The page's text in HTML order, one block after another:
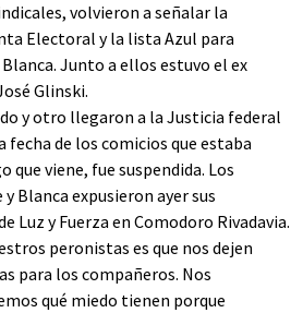
volvieron a señalar la
Electoral y la lista Azul para
Junto a ellos estuvo el ex
Glinski.
y otro llegaron a la Justicia federal
fecha de los comicios que estaba
que viene, fue suspendida. Los
Blanca expusieron ayer sus
Luz y Fuerza en Comodoro Rivadavia.
peronistas es que nos dejen
para los compañeros. Nos
qué miedo tienen porque